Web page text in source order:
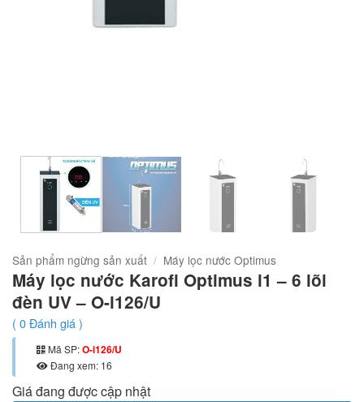
Sản phẩm ngừng sản xuất / Máy lọc nước Optimus
Máy lọc nước Karofi Optimus i1 – 6 lõi
đèn UV – O-i126/U
( 0Đánh giá )
Mã SP:O-i126/U
Đang xem: 16
Giá đang được cập nhật